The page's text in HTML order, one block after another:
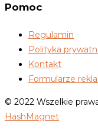
Pomoc
Regulamin
Polityka
Kontakt
Formularze
© 2022 Wszelkie
HashMagnet